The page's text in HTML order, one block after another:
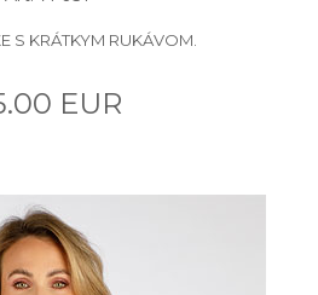
S KRÁTKYM RUKÁVOM.
EUR